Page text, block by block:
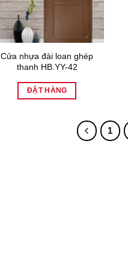
Cửa nhựa đài loan ghép
thanh HB.YY-42
ĐẶT HÀNG
1